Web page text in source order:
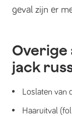
geval zijn er
Overige
jack
Loslaten van
Haaruitval